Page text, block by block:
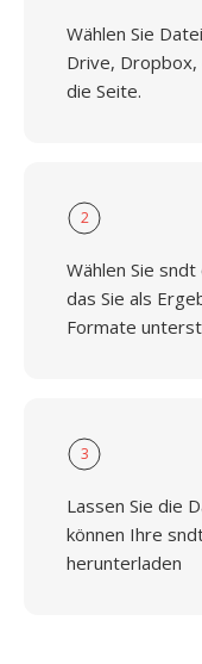
Wählen Sie
Drive, Dropbox,
die Seite.
2
Wählen Sie
das Sie als
Formate
3
Lassen Sie die
können Ihre
herunterladen